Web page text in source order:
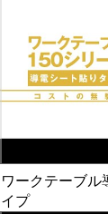
ワークテーブル
イプ